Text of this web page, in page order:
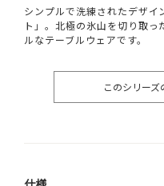
シンプルで洗練されたデザイ
ト」。北極の氷山を切り取
ルなテーブルウェアです。
このシリー